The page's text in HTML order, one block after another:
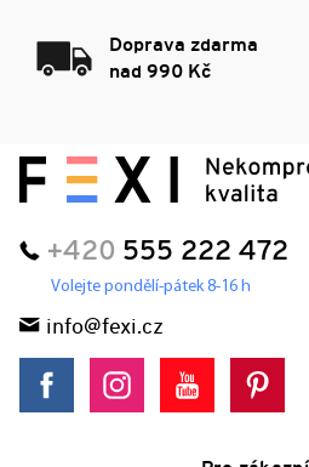
Doprava zdarma
nad 990 Kč
+420 555 222 472
Volejte pondělí-pátek 8-16 h
info@fexi.cz